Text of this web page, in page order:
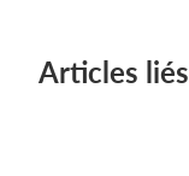
Articles liés